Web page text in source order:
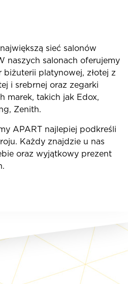
sieć salonów
naszych salonach oferujemy
platynowej, złotej z
i srebrnej oraz zegarki
marek, takich jak Edox,
Zenith.
APART najlepiej podkreśli
Każdy znajdzie u nas
oraz wyjątkowy prezent